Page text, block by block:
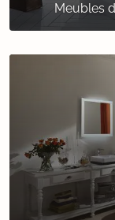
Meubles